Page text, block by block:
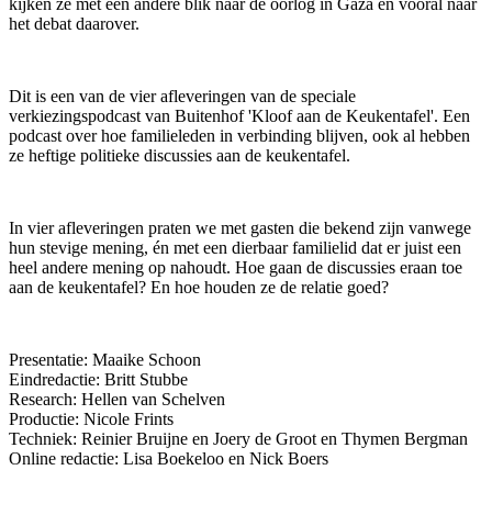
kijken ze met een andere blik naar de oorlog in Gaza en vooral naar
het debat daarover.
Dit is een van de vier afleveringen van de speciale
verkiezingspodcast van Buitenhof 'Kloof aan de Keukentafel'. Een
podcast over hoe familieleden in verbinding blijven, ook al hebben
ze heftige politieke discussies aan de keukentafel.
In vier afleveringen praten we met gasten die bekend zijn vanwege
hun stevige mening, én met een dierbaar familielid dat er juist een
heel andere mening op nahoudt. Hoe gaan de discussies eraan toe
aan de keukentafel? En hoe houden ze de relatie goed?
Presentatie: Maaike Schoon
Eindredactie: Britt Stubbe
Research: Hellen van Schelven
Productie: Nicole Frints
Techniek: Reinier Bruijne en Joery de Groot en Thymen Bergman
Online redactie: Lisa Boekeloo en Nick Boers